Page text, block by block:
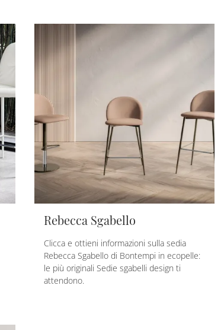
Rebecca Sgabello
Clicca e ottieni informazioni sulla sedia
Rebecca Sgabello di Bontempi in ecopelle:
le più originali Sedie sgabelli design ti
attendono.